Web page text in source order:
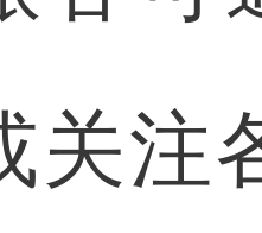
关注